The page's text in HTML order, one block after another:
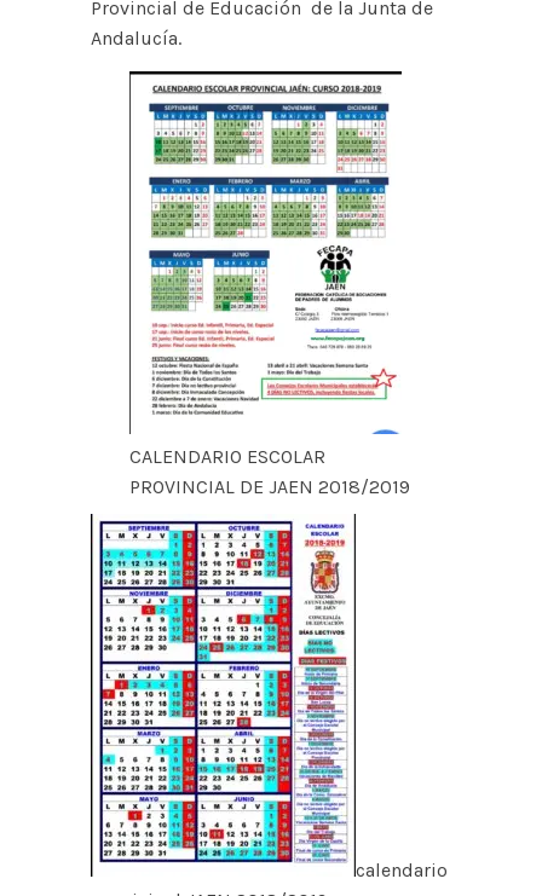
Provincial de Educación de la Junta de
Andalucía.
CALENDARIO ESCOLAR
PROVINCIAL DE JAEN 2018/2019
calendario